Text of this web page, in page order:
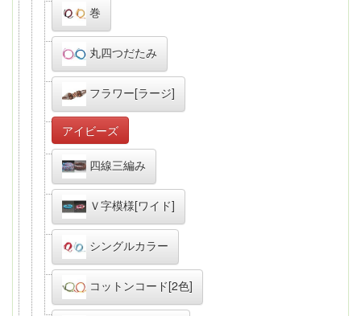
巻
丸四つだたみ
フラワー[ラージ]
アイビーズ
四線三編み
Ｖ字模様[ワイド]
シングルカラー
コットンコード[2色]